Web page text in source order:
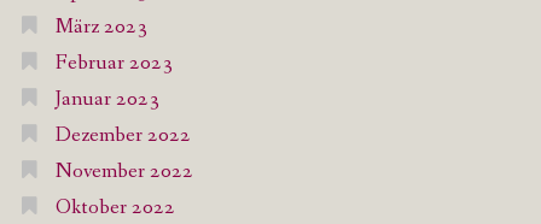
März 2023
Februar 2023
Januar 2023
Dezember 2022
November 2022
Oktober 2022